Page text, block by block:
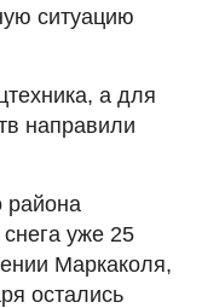
ситуацию
а для
направили
района
снега уже 25
Маркаколя,
остались